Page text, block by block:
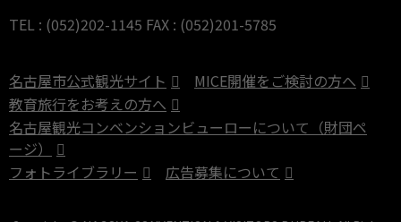
TEL : (052)202-1145 FAX : (052)201-5785
名古屋市公式観光サイト
MICE開催をご検討の方へ
教育旅行をお考えの方へ
名古屋観光コンベンションビューローについて（財団ペ
ージ）
フォトライブラリー
広告募集について